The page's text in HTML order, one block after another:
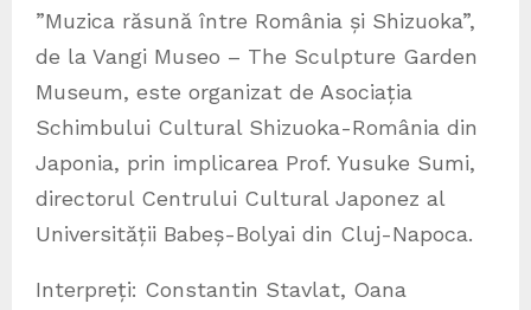
”Muzica răsună între România și Shizuoka”,
de la Vangi Museo – The Sculpture Garden
Museum, este organizat de Asociația
Schimbului Cultural Shizuoka-România din
Japonia, prin implicarea Prof. Yusuke Sumi,
directorul Centrului Cultural Japonez al
Universității Babeș-Bolyai din Cluj-Napoca.
Interpreți: Constantin Stavlat, Oana